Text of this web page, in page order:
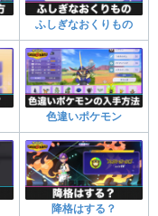
ふしぎなおくりもの
色違いポケモン
降格はする？